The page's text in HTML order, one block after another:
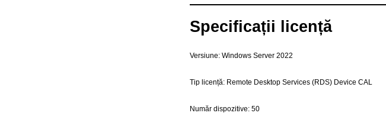
Specificații licență
Versiune: Windows Server 2022
Tip licență: Remote Desktop Services (RDS) Device CAL
Număr dispozitive: 50